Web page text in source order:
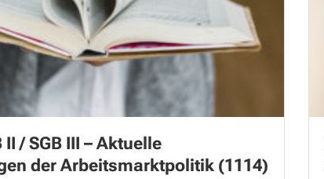
II / SGB III – Aktuelle
der Arbeitsmarktpolitik (1114)